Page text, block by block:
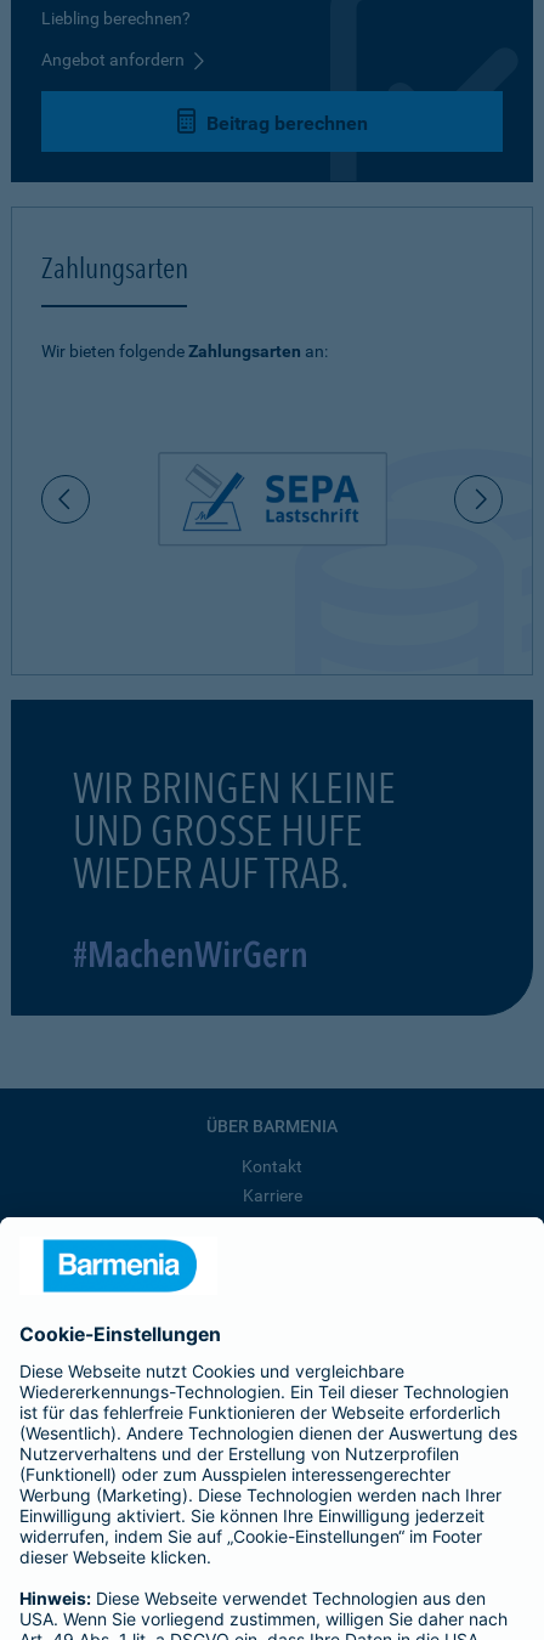
Liebling berechnen?
Angebot anfordern
Beitrag berechnen
Zahlungsarten
Wir bieten folgendeZahlungsarten an:
WIR BRINGEN KLEINE
UND GROSSE HUFE
WIEDER AUF TRAB.
#MachenWirGern
ÜBER BARMENIA
Kontakt
Karriere
Barmenia ist Teil der BarmeniaGothaer
BELIEBTE SEITEN
Kranken-Zusatzversicherung
Tierversicherungen
Haftpflichtversicherung
Hausratversicherung
Adresse ändern